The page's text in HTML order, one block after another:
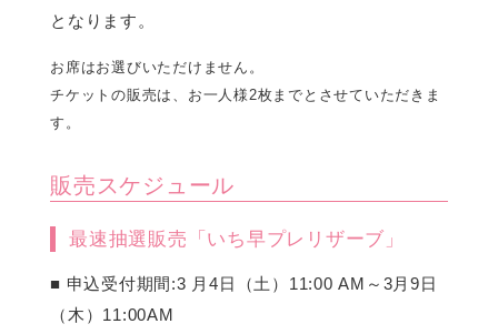
となります。
お席はお選びいただけません。
チケットの販売は、お一人様2枚までとさせていただきま
す。
販売スケジュール
最速抽選販売「いち早プレリザーブ」
■ 申込受付期間:3 月4日（土）11:00 AM～3月9日
（木）11:00AM